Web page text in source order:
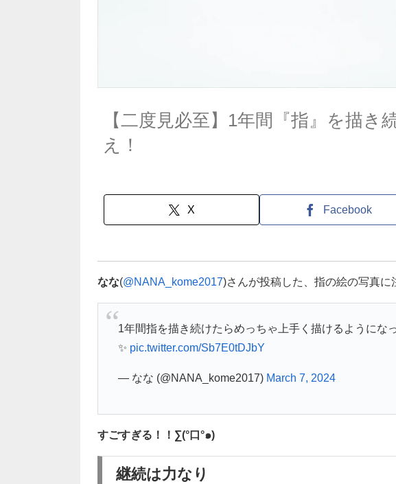
【二度見必至】1年間『指』を描
え！
X Facebook
なな(@NANA_kome2017)さんが投稿した、指の絵の写真に
1年間指を描き続けたらめっちゃ上手く描けるようにな
✨ pic.twitter.com/Sb7E0tDJbY
— なな (@NANA_kome2017) March 7, 2024
すごすぎる！！∑(°口°๑)
継続は力なり